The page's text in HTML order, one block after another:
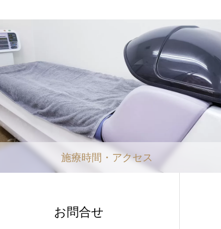
施療時間・アクセス
お問合せ